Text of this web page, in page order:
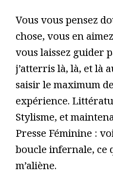
Vous vous pensez
chose, vous en
vous laissez guider
j’atterris là, là, et là
saisir le maximum
expérience.
Stylisme, et
Presse Féminine :
boucle infernale, ce
m’aliène.